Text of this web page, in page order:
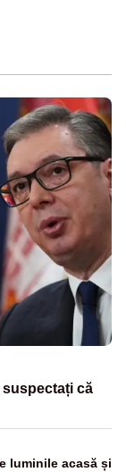
că
luminile acasă și